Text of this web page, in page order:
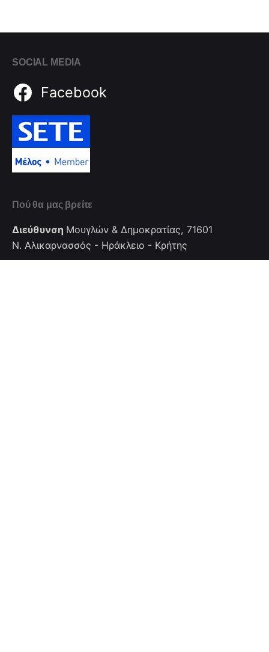
SOCIAL MEDIA
Facebook
Πού θα μας βρείτε
Διεύθυνση Μουγλών & Δημοκρατίας, 71601
Ν. Αλικαρνασσός - Ηράκλειο - Κρήτης